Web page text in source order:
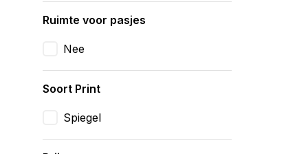
Ruimte voor pasjes
Nee
Soort Print
Spiegel